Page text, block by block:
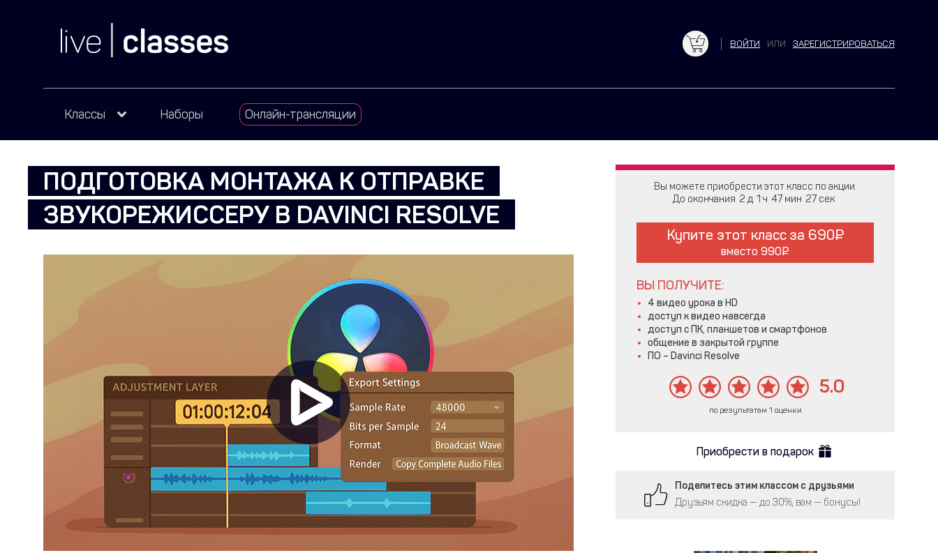
ВОЙТИ ИЛИ ЗАРЕГИСТРИРОВАТЬСЯ
Классы Наборы Онлайн-трансляции
ПОДГОТОВКА МОНТАЖА К ОТПРАВКЕ
ЗВУКОРЕЖИССЕРУ В DAVINCI RESOLVE
Вы можете приобрести этот класс по акции.
До окончания 2 1 47 26
Купите этот класс за 690
вместо 990
ВЫ ПОЛУЧИТЕ:
4 видео урока в HD
доступ к видео навсегда
доступ с ПК, планшетов и смартфонов
общение в закрытой группе
ПО – Davinci Resolve
5.0
по результатам 1 оценки
Приобрести в подарок
Поделитесь этим классом с друзьями
Друзьям скидка — до 30%, вам — бонусы!